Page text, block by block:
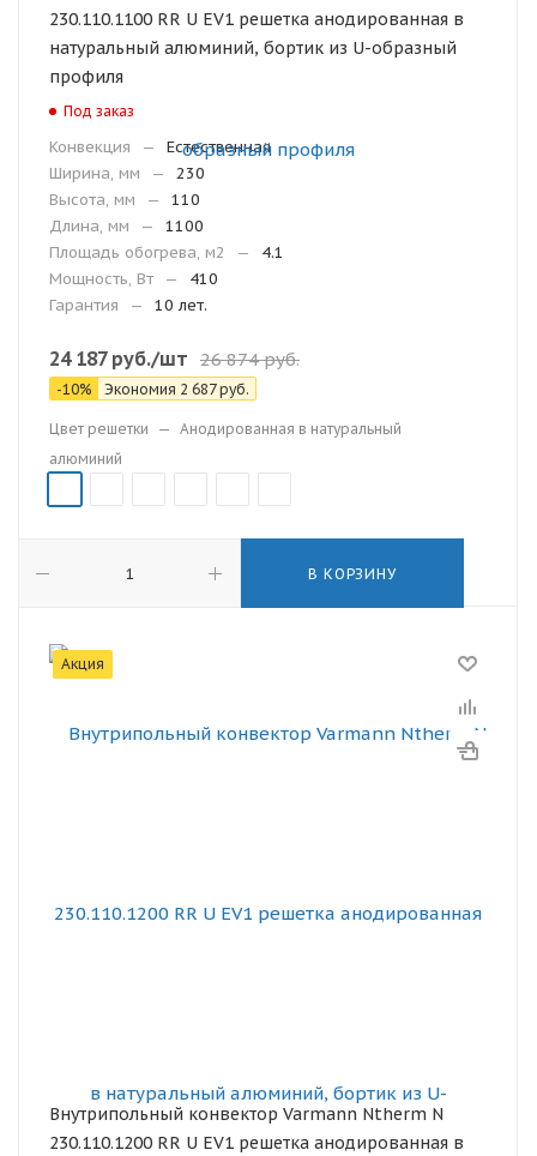
230.110.1100 RR U EV1 решетка анодированная в
натуральный алюминий, бортик из U-образный
профиля
Под заказ
Конвекция —
Естественная
Ширина, мм
—
230
Высота, мм
—
110
Длина, мм
—
1100
Площадь обогрева, м2
—
4.1
Мощность, Вт
—
410
Гарантия
— 10 лет.
24 187руб./шт 26 874руб.
-10% Экономия 2 687руб.
Цвет решетки — Анодированная в натуральный
алюминий
В КОРЗИНУ
Акция
Внутрипольный конвектор Varmann Ntherm N
230.110.1200 RR U EV1 решетка анодированная в